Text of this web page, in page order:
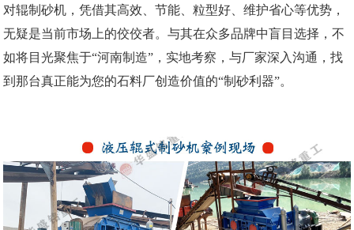
对辊制砂机，凭借其高效、节能、粒型好、维护省心等优势，
无疑是当前市场上的佼佼者。与其在众多品牌中盲目选择，不
如将目光聚焦于“河南制造”，实地考察，与厂家深入沟通，找
到那台真正能为您的石料厂创造价值的“制砂利器”。